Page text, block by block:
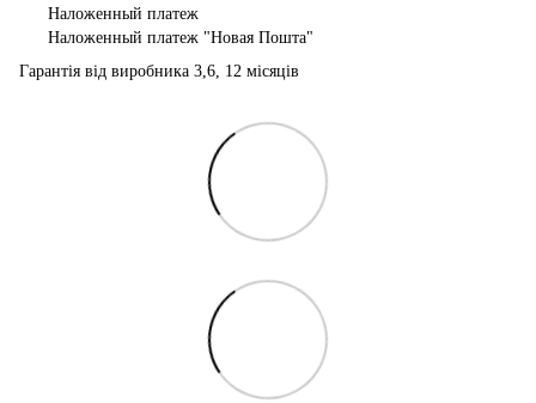
Наложенный платеж
Наложенный платеж "Новая Пошта"
Гарантія від виробника 3,6, 12 місяців